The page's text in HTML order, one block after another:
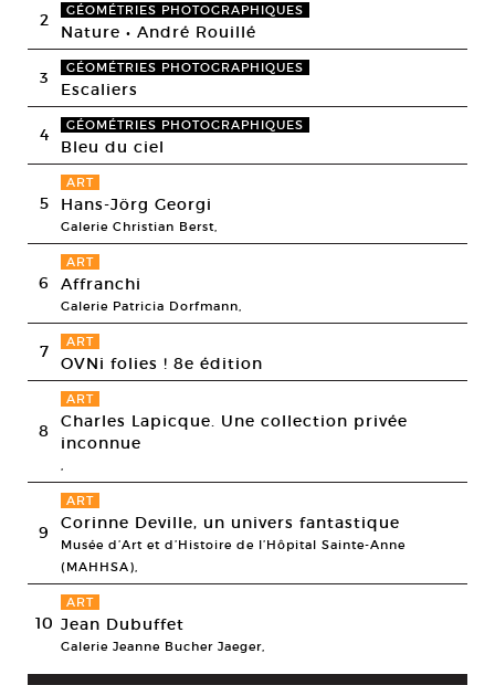
2 GÉOMÉTRIES PHOTOGRAPHIQUES
Nature • André Rouillé
3 GÉOMÉTRIES PHOTOGRAPHIQUES
Escaliers
4 GÉOMÉTRIES PHOTOGRAPHIQUES
Bleu du ciel
5
ART
Hans-Jörg Georgi
Galerie Christian Berst,
6
ART
Affranchi
Galerie Patricia Dorfmann,
7 ART
OVNi folies ! 8e édition
8
ART
Charles Lapicque. Une collection privée
inconnue
9
ART
Corinne Deville, un univers fantastique
Musée d’Art et d’Histoire de l’Hôpital Sainte-Anne
(MAHHSA),
10
ART
Jean Dubuffet
Galerie Jeanne Bucher Jaeger,